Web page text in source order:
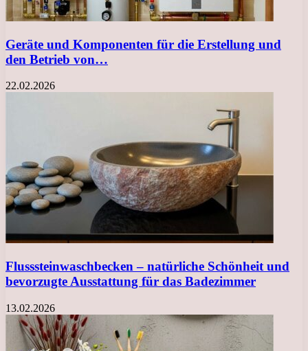
Geräte und Komponenten für die Erstellung und
den Betrieb von…
22.02.2026
Flusssteinwaschbecken – natürliche Schönheit und
bevorzugte Ausstattung für das Badezimmer
13.02.2026